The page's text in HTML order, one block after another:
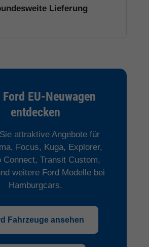
Lieferung
EU-Neuwagen
entdecken
attraktive Angebote für
Focus, Kuga, Explorer,
Connect, Transit Custom,
weitere Ford Modelle bei
Hamburgcars.
Fahrzeuge ansehen